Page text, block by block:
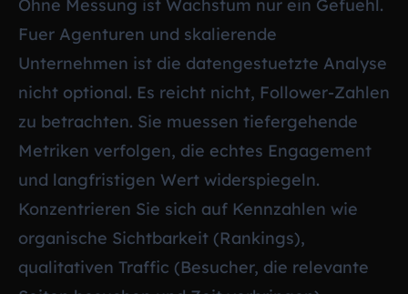
Ohne Messung ist Wachstum nur ein Gefuehl.
Fuer Agenturen und skalierende
Unternehmen ist die datengestuetzte Analyse
nicht optional. Es reicht nicht, Follower-Zahlen
zu betrachten. Sie muessen tiefergehende
Metriken verfolgen, die echtes Engagement
und langfristigen Wert widerspiegeln.
Konzentrieren Sie sich auf Kennzahlen wie
organische Sichtbarkeit (Rankings),
qualitativen Traffic (Besucher, die relevante